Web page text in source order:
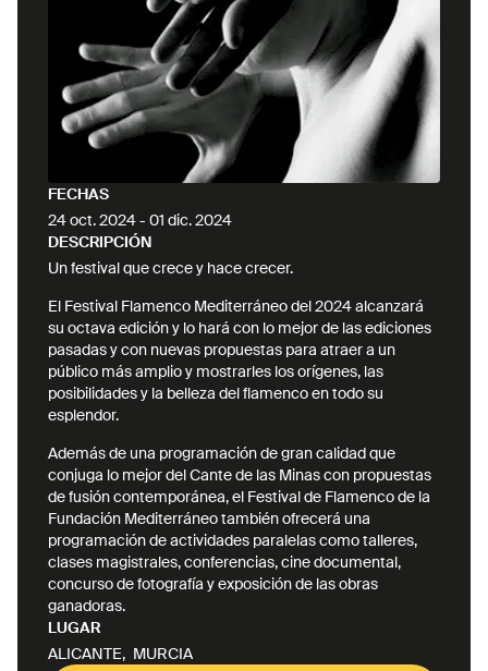
FECHAS
24 oct. 2024- 01 dic. 2024
DESCRIPCIÓN
Un festival que crece y hace crecer.
El Festival Flamenco Mediterráneo del 2024 alcanzará
su octava edición y lo hará con lo mejor de las ediciones
pasadas y con nuevas propuestas para atraer a un
público más amplio y mostrarles los orígenes, las
posibilidades y la belleza del flamenco en todo su
esplendor.
Además de una programación de gran calidad que
conjuga lo mejor del Cante de las Minas con propuestas
de fusión contemporánea, el Festival de Flamenco de la
Fundación Mediterráneo también ofrecerá una
programación de actividades paralelas como talleres,
clases magistrales, conferencias, cine documental,
concurso de fotografía y exposición de las obras
ganadoras.
LUGAR
ALICANTE, MURCIA